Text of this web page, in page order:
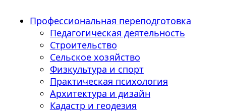
Профессиональная переподготовка
Педагогическая деятельность
Строительство
Сельское хозяйство
Физкультура и спорт
Практическая психология
Архитектура и дизайн
Кадастр и геодезия